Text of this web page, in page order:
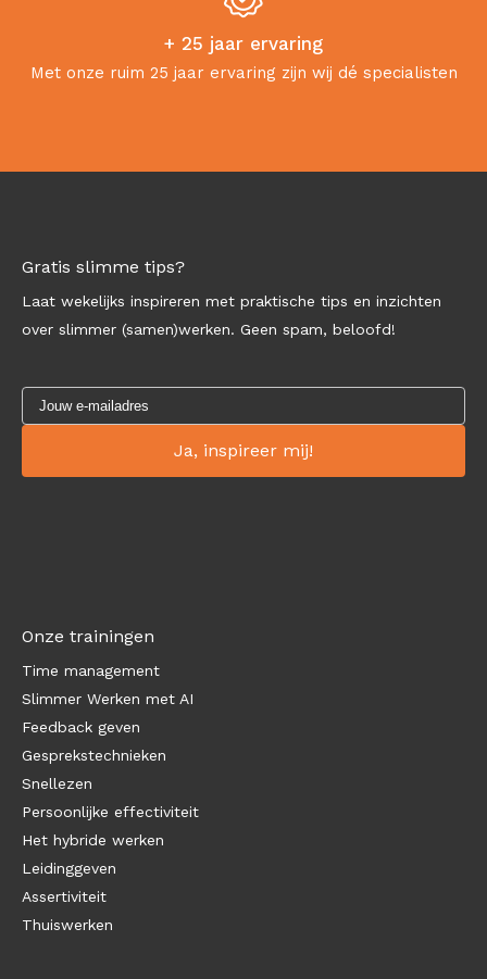
+ 25 jaar ervaring
Met onze ruim 25 jaar ervaring zijn wij dé specialisten
Gratis slimme tips?
Laat wekelijks inspireren met praktische tips en inzichten
over slimmer (samen)werken. Geen spam, beloofd!
Onze trainingen
Time management
Slimmer Werken met AI
Feedback geven
Gesprekstechnieken
Snellezen
Persoonlijke effectiviteit
Het hybride werken
Leidinggeven
Assertiviteit
Thuiswerken